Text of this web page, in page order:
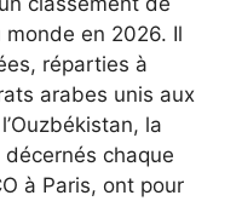
monde en 2026. Il
réparties à
arabes unis aux
la
chaque
à Paris, ont pour